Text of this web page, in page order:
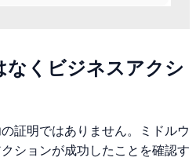
なくビジネスアクシ
証明ではありません。ミドルウ
ションが成功したことを確認す